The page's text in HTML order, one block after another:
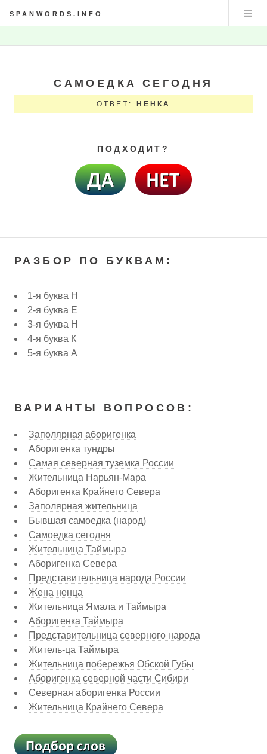
SPANWORDS.INFO
САМОЕДКА СЕГОДНЯ
ОТВЕТ: НЕНКА
ПОДХОДИТ?
РАЗБОР ПО БУКВАМ:
1-я буква Н
2-я буква Е
3-я буква Н
4-я буква К
5-я буква А
ВАРИАНТЫ ВОПРОСОВ:
Заполярная аборигенка
Аборигенка тундры
Самая северная туземка России
Жительница Нарьян-Мара
Аборигенка Крайнего Севера
Заполярная жительница
Бывшая самоедка (народ)
Самоедка сегодня
Жительница Таймыра
Аборигенка Севера
Представительница народа России
Жена ненца
Жительница Ямала и Таймыра
Аборигенка Таймыра
Представительница северного народа
Житель-ца Таймыра
Жительница побережья Обской Губы
Аборигенка северной части Сибири
Северная аборигенка России
Жительница Крайнего Севера